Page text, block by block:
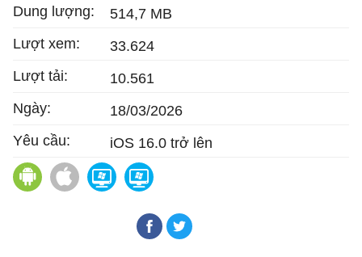
Dung lượng:
514,7 MB
Lượt xem:
33.624
Lượt tải:
10.561
Ngày:
18/03/2026
Yêu cầu:
iOS 16.0 trở lên
AutoCAD cho Android
AutoCAD cho Mac
Font AutoCAD